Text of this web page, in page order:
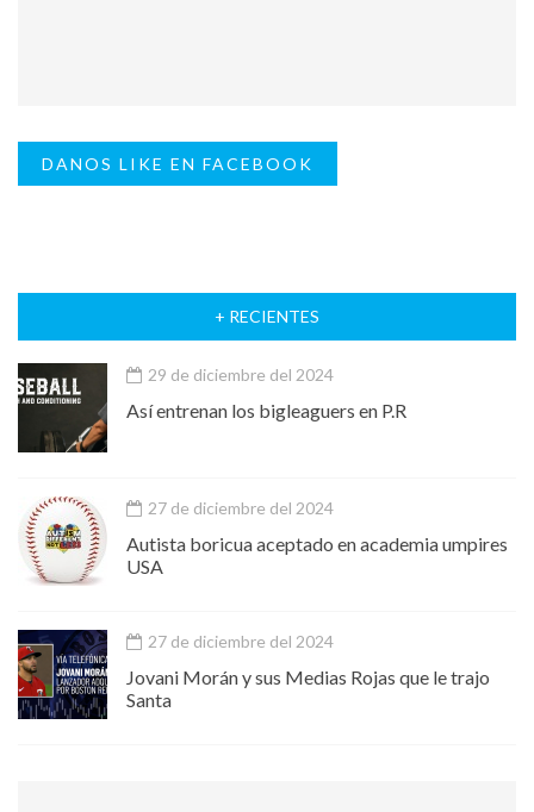
DANOS LIKE EN FACEBOOK
+ RECIENTES
29 de diciembre del 2024
Así entrenan los bigleaguers en P.R
27 de diciembre del 2024
Autista boricua aceptado en academia umpires
USA
27 de diciembre del 2024
Jovani Morán y sus Medias Rojas que le trajo
Santa